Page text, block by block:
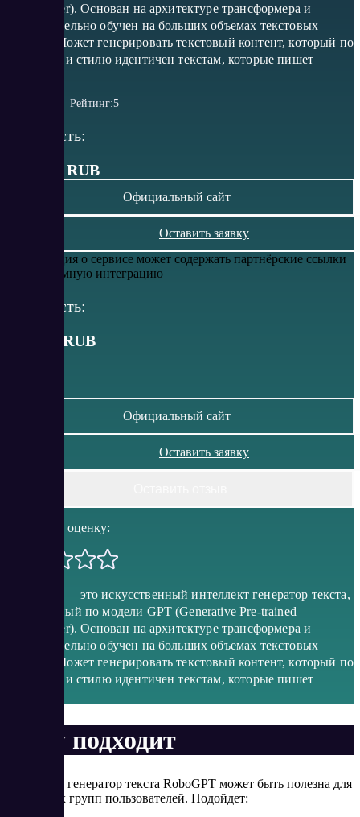
Transformer). Основан на архитектуре трансформера и
предварительно обучен на больших объемах текстовых
данных. Может генерировать текстовый контент, который по
структуре и стилю идентичен текстам, которые пишет
Рейтинг:5
Стоимость:
от 1 015 RUB
Официальный сайт
Оставить заявку
Информация о сервисе может содержать партнёрские ссылки
или рекламную интеграцию
Стоимость:
RUB
Официальный сайт
Оставить заявку
Поставить оценку:
RoboGPT — это искусственный интеллект генератор текста,
построенный по модели GPT (Generative Pre-trained
Transformer). Основан на архитектуре трансформера и
предварительно обучен на больших объемах текстовых
данных. Может генерировать текстовый контент, который по
структуре и стилю идентичен текстам, которые пишет
Кому подходит
Нейросеть генератор текста RoboGPT может быть полезна для
различных групп пользователей. Подойдет: